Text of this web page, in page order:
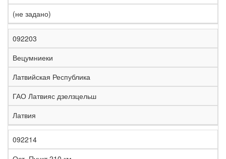
(не задано)
092203
Вецумниеки
Латвийская Республика
ГАО Латвияс дзелзцельш
Латвия
092214